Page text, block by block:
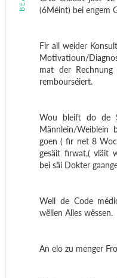
(6Méint) bei engem
Fir all weider
Motivatioun/
mat der Rechnung
rembourséiert.
Wou bleift do de
Männlein/Weiblein
goen ( fir net 8
gesäit firwat,( vläit
bei säi Dokter
Well de Code
wëllen Alles wëssen.
An elo zu menger